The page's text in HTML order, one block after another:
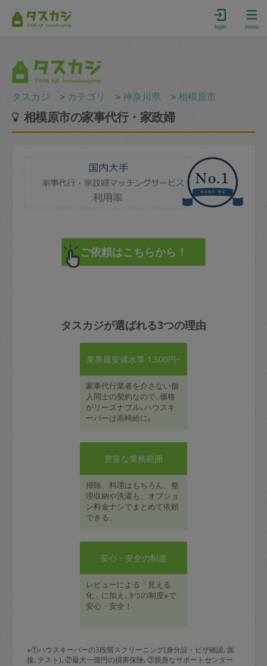
login menu
タスカジ ＞ カテゴリ ＞神奈川県 ＞相模原市
相模原市の家事代行・家政婦
タスカジが選ばれる3つの理由
業界最安値水準 1,500円~
家事代行業者を介さない個
人同士の契約なので､価格
がリーズナブル｡ハウスキ
ーパーは高時給に｡
豊富な業務範囲
掃除、料理はもちろん、整
理収納や洗濯も、オプショ
ン料金ナシでまとめて依頼
できる。
安心・安全の制度
レビューによる「見える
化」に加え､3つの制度※で
安心・安全！
※①ハウスキーパーの3段階スクリーニング(身分証・ビザ確認､面
接､テスト)､②最大一億円の損害保険､③親身なサポートセンター